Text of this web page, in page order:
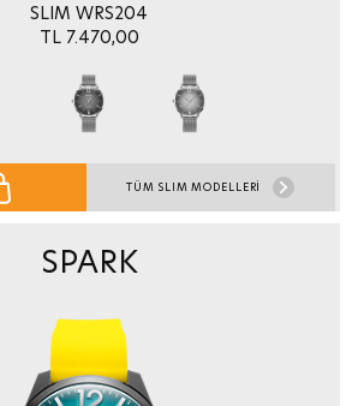
SLIM WRS204
TL 7.470,00
TÜM SLIM MODELLERİ
SPARK